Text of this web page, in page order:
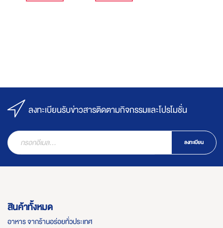
ลงทะเบียนรับข่าวสารติดตามกิจกรรมและโปรโมชั่น
ลงทะเบียน
สินค้าทั้งหมด
อาหาร จากร้านอร่อยทั่วประเทศ